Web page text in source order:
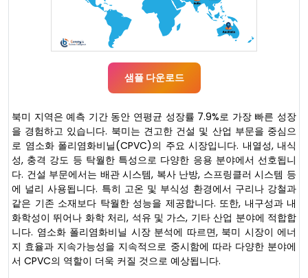
샘플 다운로드
북미 지역은 예측 기간 동안 연평균 성장률 7.9%로 가장 빠른 성장
을 경험하고 있습니다. 북미는 견고한 건설 및 산업 부문을 중심으
로 염소화 폴리염화비닐(CPVC)의 주요 시장입니다. 내열성, 내식
성, 충격 강도 등 탁월한 특성으로 다양한 응용 분야에서 선호됩니
다. 건설 부문에서는 배관 시스템, 복사 난방, 스프링클러 시스템 등
에 널리 사용됩니다. 특히 고온 및 부식성 환경에서 구리나 강철과
같은 기존 소재보다 탁월한 성능을 제공합니다. 또한, 내구성과 내
화학성이 뛰어나 화학 처리, 석유 및 가스, 기타 산업 분야에 적합합
니다. 염소화 폴리염화비닐 시장 분석에 따르면, 북미 시장이 에너
지 효율과 지속가능성을 지속적으로 중시함에 따라 다양한 분야에
서 CPVC의 역할이 더욱 커질 것으로 예상됩니다.